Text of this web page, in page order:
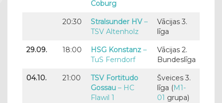
Coburg
20:30 Stralsunder HV –
TSV Altenholz
Vācijas 3.
līga
29.09. 18:00 HSG Konstanz –
TuS Ferndorf
Vācijas 2.
Bundeslīga
04.10. 21:00
TSV Fortitudo
Gossau – HC
Flawil 1
Šveices 3.
līga (M1-
01 grupa)